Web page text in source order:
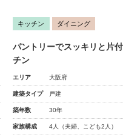
キッチン ダイニング
パントリーでスッキリと片
チン
エリア 大阪府
建築タイプ 戸建
築年数 30年
家族構成 4人（夫婦、こども2人）